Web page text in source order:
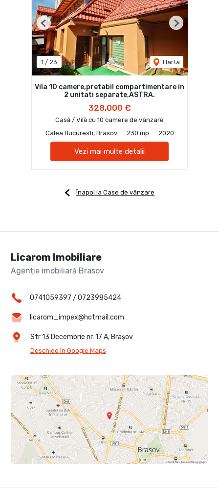
1 / 23 Harta
Previous Next
Vila 10 camere,pretabil compartimentare in
2 unitati separate,ASTRA.
328,000 €
Casă / Vilă cu 10 camere de vânzare
Calea Bucuresti, Brasov
230 mp 2020
Vezi mai multe detalii
Înapoi la Case de vânzare
Licarom Imobiliare
Agenție imobiliară Brasov
0741059397 / 0723985424
licarom_impex@hotmail.com
Str 13 Decembrie nr. 17 A, Brașov
Deschide în Google Maps